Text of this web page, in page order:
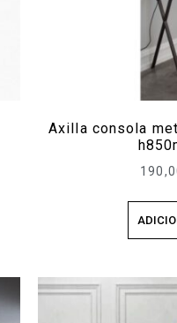
Axilla consola